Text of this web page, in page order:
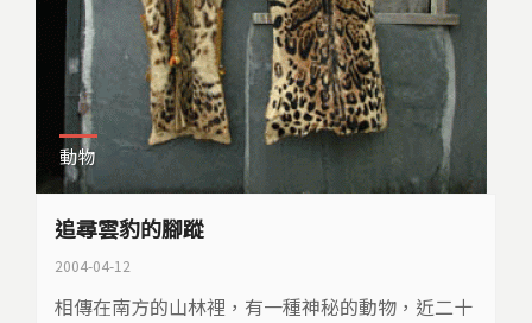
動物
追尋雲豹的腳蹤
2004-04-12
相傳在南方的山林裡，有一種神秘的動物，近二十